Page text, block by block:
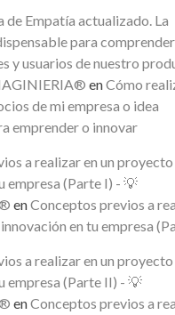
de Empatía actualizado. La
para
y usuarios de nuestro
enCómo
de mi empresa o idea
emprender o innovar
a realizar en un proyecto
empresa (Parte I) - 💡
enConceptos previos a
en tu empresa
a realizar en un proyecto
empresa (Parte II) - 💡
enConceptos previos a